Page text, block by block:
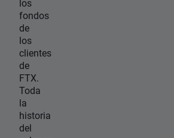
fondos
de
los
clientes
de
FTX.
Toda
la
historia
del